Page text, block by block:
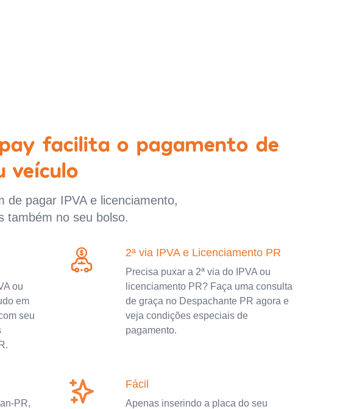
facilita o pagamento de
veículo
de pagar IPVA e licenciamento,
também no seu bolso.
ou
em
seu
2ª via IPVA e Licenciamento PR
Precisa puxar a 2ª via do IPVA ou
licenciamento PR? Faça uma consulta
de graça no Despachante PR agora e
veja condições especiais de
pagamento.
PR,
Fácil
Apenas inserindo a placa do seu